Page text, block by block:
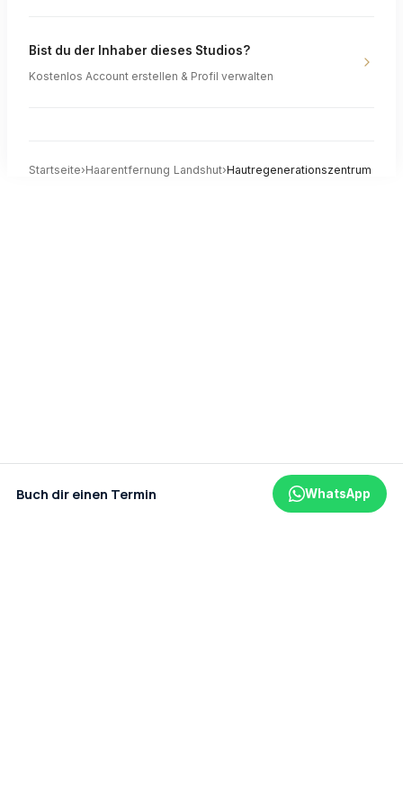
Bist du der Inhaber dieses Studios?
Kostenlos Account erstellen & Profil verwalten
Startseite›Haarentfernung Landshut›Hautregenerationszentrum
Buch dir einen Termin WhatsApp